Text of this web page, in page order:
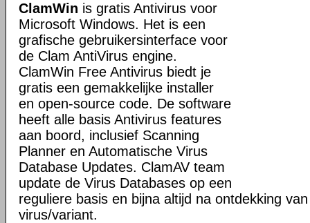
ClamWin is gratis Antivirus voor
Microsoft Windows. Het is een
grafische gebruikersinterface voor
de Clam AntiVirus engine.
ClamWin Free Antivirus biedt je
gratis een gemakkelijke installer
en open-source code. De software
heeft alle basis Antivirus features
aan boord, inclusief Scanning
Planner en Automatische Virus
Database Updates. ClamAV team
update de Virus Databases op een
reguliere basis en bijna altijd na ontdekking
virus/variant.